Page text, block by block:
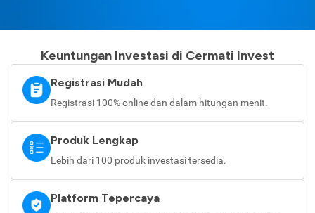
Keuntungan Investasi di Cermati Invest
Registrasi Mudah
Registrasi 100% online dan dalam hitungan menit.
Produk Lengkap
Lebih dari 100 produk investasi tersedia.
Platform Tepercaya